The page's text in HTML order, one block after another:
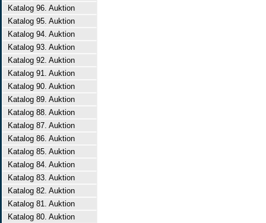
Katalog 96. Auktion
Katalog 95. Auktion
Katalog 94. Auktion
Katalog 93. Auktion
Katalog 92. Auktion
Katalog 91. Auktion
Katalog 90. Auktion
Katalog 89. Auktion
Katalog 88. Auktion
Katalog 87. Auktion
Katalog 86. Auktion
Katalog 85. Auktion
Katalog 84. Auktion
Katalog 83. Auktion
Katalog 82. Auktion
Katalog 81. Auktion
Katalog 80. Auktion